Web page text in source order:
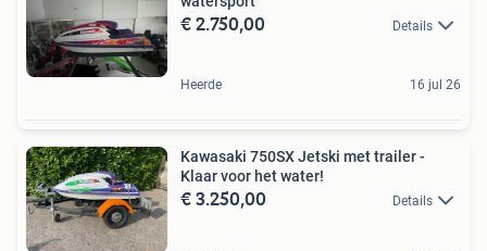
€ 2.750,00 Details
Heerde 16 jul 26
Kawasaki 750SX Jetski met trailer -
Klaar voor het water!
€ 3.250,00 Details